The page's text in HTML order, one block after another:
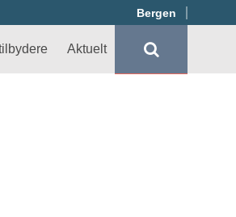
Bergen
Aktuelt